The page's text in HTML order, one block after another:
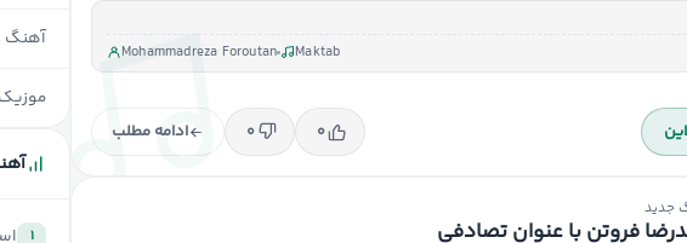
Mohammadreza Foroutan Maktab
۰ ۰ ادامه مطلب
جدید
فروتن با عنوان تصادفی
آهنگ
۱